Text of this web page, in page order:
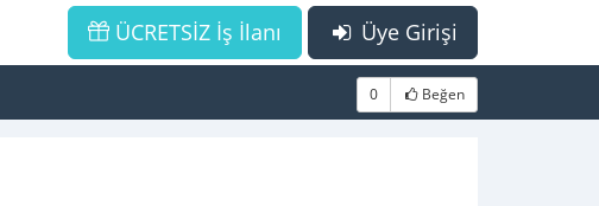
Üye Girişi
ÜCRETSİZ İş İlanı
0 Beğen